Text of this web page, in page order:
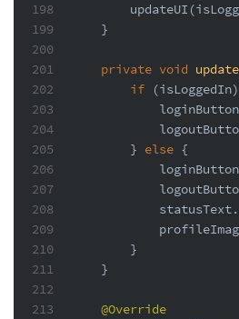
198
199
200
201
202
203
204
205
206
207
208
209
210
211
212
213
    }
private void
if
        }
else {
        }
    }
@Override